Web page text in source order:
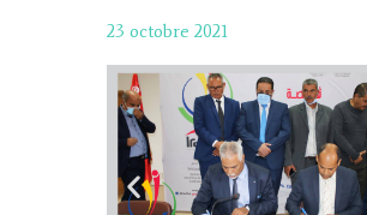
23 octobre 2021